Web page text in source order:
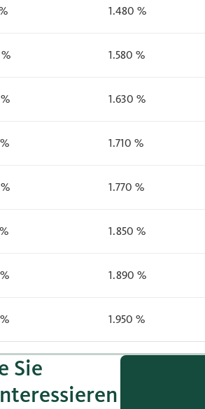
1.480 %
1.580 %
1.630 %
1.710 %
1.770 %
1.850 %
1.890 %
1.950 %
Sie